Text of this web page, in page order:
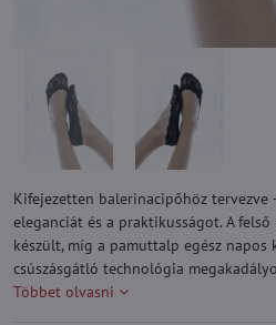
Kifejezetten balerinacipőhöz
eleganciát és a praktikusságot. A
készült, míg a pamuttalp egész napos
csúszásgátló technológia
Többet olvasni